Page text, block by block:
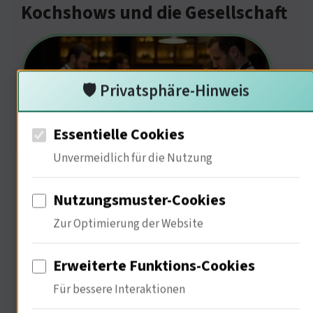
Kochshows und die Gesellschaft
Sie fördern das Bewusstsein für
Ernährung. 72% der Zuschauer geben
gesünder essen. Diese Shows sind
nicht nur Unterhaltung; sie bilden
🛡️ Privatsphäre-Hinweis
Essentielle Cookies
Unvermeidlich für die Nutzung
Nutzungsmuster-Cookies
Zur Optimierung der Website
Erweiterte Funktions-Cookies
Für bessere Interaktionen